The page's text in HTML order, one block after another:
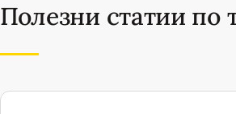
Полезни статии по